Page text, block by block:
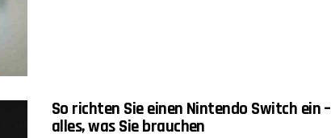
So richten Sie einen Nintendo Switch ein –
alles, was Sie brauchen